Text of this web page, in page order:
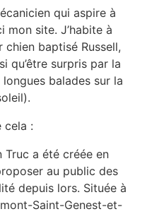
qui aspire à
mon site. J’habite à
chien baptisé Russell,
qu’être surpris par la
balades sur la
cela :
Truc a été créée en
au public des
depuis lors. Située à
Saint-Genest-et-